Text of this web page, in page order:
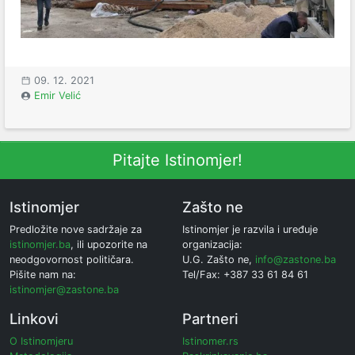
09. 12. 2021
Emir Velić
Pitajte Istinomjer!
Istinomjer
Predložite nove sadržaje za
istinomjer.ba, ili upozorite na
neodgovornost političara.
Pišite nam na:
istinomjer@zastone.ba
Zašto ne
Istinomjer je razvila i uređuje
organizacija:
U.G. Zašto ne, info@zastone.ba
Tel/Fax: +387 33 61 84 61
Linkovi
O Istinomjeru
Partneri
Istinomer.rs